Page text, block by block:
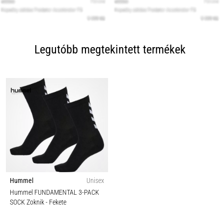
Legutóbb megtekintett termékek
Hummel
Unisex
Hummel FUNDAMENTAL 3-PACK
SOCK Zoknik- Fekete